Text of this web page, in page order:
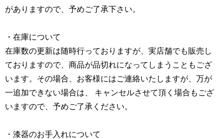
がありますので、予めご了承下さい。
・在庫について
在庫数の更新は随時行っておりますが、実店舗でも販売し
ておりますので、商品が品切れになってしまうこともござ
います。その場合、お客様にはご連絡いたしますが、万が
一追加できない場合は、 キャンセルさせて頂く場合もござ
いますので、予めご了承ください。
・漆器のお手入れについて